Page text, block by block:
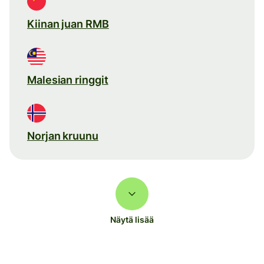
Kiinan juan RMB
Malesian ringgit
Norjan kruunu
Näytä lisää